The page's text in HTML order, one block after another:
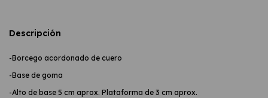
Descripción
-Borcego acordonado de cuero
-Base de goma
-Alto de base 5 cm aprox. Plataforma de 3 cm aprox.